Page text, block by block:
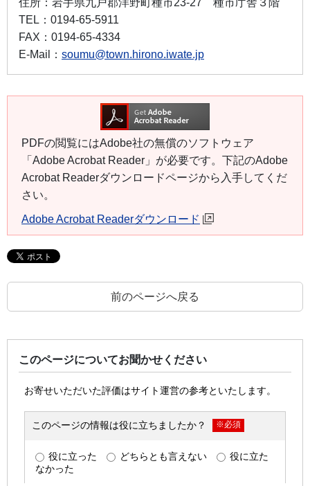
住所： 岩手県九戸郡洋野町種市23-27 種市庁舎３階
TEL： 0194-65-5911
FAX： 0194-65-4334
E-Mail： soumu@town.hirono.iwate.jp
PDFの閲覧にはAdobe社の無償のソフトウェア
「Adobe Acrobat Reader」が必要です。下記のAdobe
Acrobat Readerダウンロードページから入手してくだ
さい。
Adobe Acrobat Readerダウンロード
前のページへ戻る
このページについてお聞かせください